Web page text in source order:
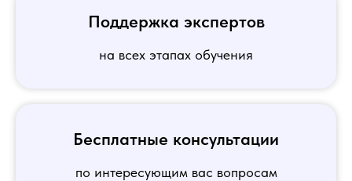
Поддержка экспертов
на всех этапах обучения
Бесплатные консультации
по интересующим вас вопросам